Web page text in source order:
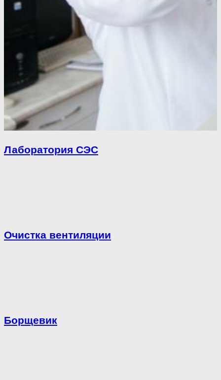
Лаборатория СЭС
Очистка вентиляции
Борщевик